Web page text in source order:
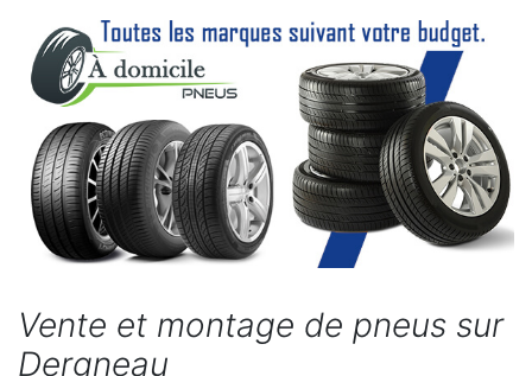
Vente et montage de pneus sur
Dergneau